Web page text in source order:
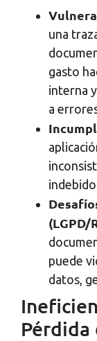
una
gasto
interna
a
(LGPD/
puede
datos,